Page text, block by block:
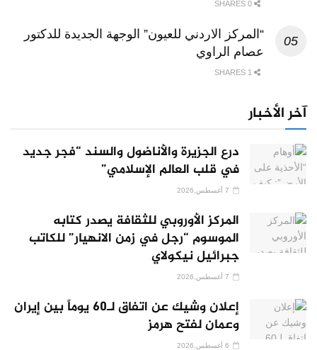
“المركز الاردني للعيون” الوجهة الجديدة للدكتور
عصام الراوي
آخر الأخبار
درع الجزيرة والأناضول والسند “فجر جديد
في قلب العالم الإسلامي”
المركز الأوروبي للثقافة يصدر كتابه
الموسوم “رجل في زمن الانهيار” للكاتب
جبرائيل نيكولاي
إعلان وشيك عن اتفاق لـ60 يوماً بين إيران
وعمان لفتح هرمز